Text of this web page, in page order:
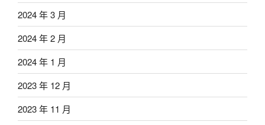
2024 年 3 月
2024 年 2 月
2024 年 1 月
2023 年 12 月
2023 年 11 月